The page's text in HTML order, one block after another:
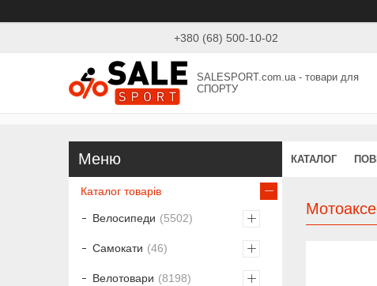
+380 (68) 500-10-02
SALESPORT.com.ua - товари для
СПОРТУ
КАТАЛОГ
Каталог товарів
Велосипеди 5502
Самокати 46
Велотовари 8198